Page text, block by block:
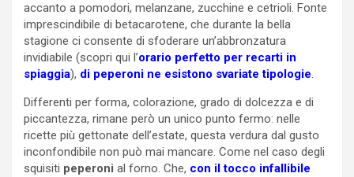
accanto a pomodori, melanzane, zucchine e cetrioli. Fonte
imprescindibile di betacarotene, che durante la bella
stagione ci consente di sfoderare un’abbronzatura
invidiabile (scopri qui l’orario perfetto per recarti in
spiaggia), di peperoni ne esistono svariate tipologie.
Differenti per forma, colorazione, grado di dolcezza e di
piccantezza, rimane però un unico punto fermo: nelle
ricette più gettonate dell’estate, questa verdura dal gusto
inconfondibile non può mai mancare. Come nel caso degli
squisiti peperoni al forno. Che, con il tocco infallibile